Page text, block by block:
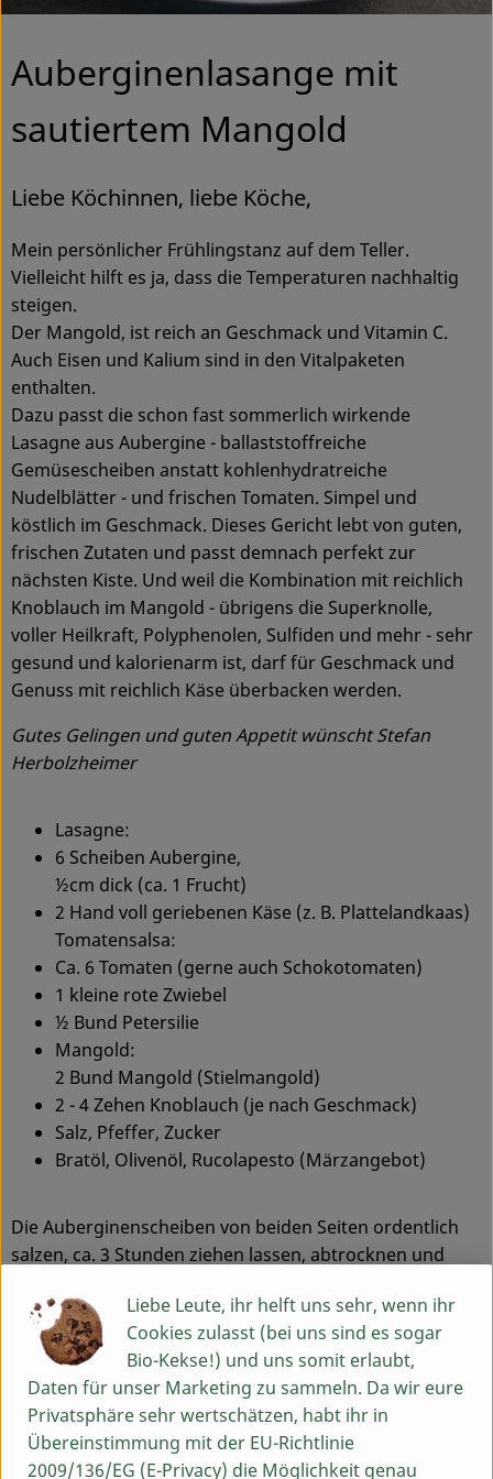
Ökokisten
Obst & Gemüse
Kühltheke
Haltbares
Getränke
Drogerie
So geht's
Über uns
Blog & Aktuelles
Service
Auberginenlasange mit
sautiertem Mangold
Liebe Köchinnen, liebe Köche,
Mein persönlicher Frühlingstanz auf dem Teller.
Vielleicht hilft es ja, dass die Temperaturen nachhaltig
steigen.
Der Mangold, ist reich an Geschmack und Vitamin C.
Auch Eisen und Kalium sind in den Vitalpaketen
enthalten.
Dazu passt die schon fast sommerlich wirkende
Lasagne aus Aubergine - ballaststoffreiche
Gemüsescheiben anstatt kohlenhydratreiche
Nudelblätter - und frischen Tomaten. Simpel und
köstlich im Geschmack. Dieses Gericht lebt von guten,
frischen Zutaten und passt demnach perfekt zur
nächsten Kiste. Und weil die Kombination mit reichlich
Knoblauch im Mangold - übrigens die Superknolle,
voller Heilkraft, Polyphenolen, Sulfiden und mehr - sehr
gesund und kalorienarm ist, darf für Geschmack und
Genuss mit reichlich Käse überbacken werden.
Gutes Gelingen und guten Appetit wünscht Stefan
Herbolzheimer
Lasagne:
6 Scheiben Aubergine,
½cm dick (ca. 1 Frucht)
2 Hand voll geriebenen Käse (z. B. Plattelandkaas)
Tomatensalsa:
Ca. 6 Tomaten (gerne auch Schokotomaten)
1 kleine rote Zwiebel
½ Bund Petersilie
Mangold:
2 Bund Mangold (Stielmangold)
2 - 4 Zehen Knoblauch (je nach Geschmack)
Salz, Pfeffer, Zucker
Bratöl, Olivenöl, Rucolapesto (Märzangebot)
Die Auberginenscheiben von beiden Seiten ordentlich
salzen, ca. 3 Stunden ziehen lassen, abtrocknen und
entfernen und würfeln. Das Kerngehäuse brauchen wir
hier nicht, bitte andere Verwendung finden (z.B.
Tomatensuppe/-Sauce, Eintopf…). Für eine Lasagne
benötigen wir etwa eine Hand voll Tomatensalsa.
Für diese zu den Tomaten fein gewürfelte rote Zwiebel
und gehackte Petersilie geben. Mit reichlich Olivenöl,
Liebe Leute, ihr helft uns sehr, wenn ihr
Cookies zulasst (bei uns sind es sogar
Bio-Kekse!) und uns somit erlaubt,
Daten für unser Marketing zu sammeln. Da wir eure
Privatsphäre sehr wertschätzen, habt ihr in
Übereinstimmung mit der EU-Richtlinie
2009/136/EG (E-Privacy) die Möglichkeit genau